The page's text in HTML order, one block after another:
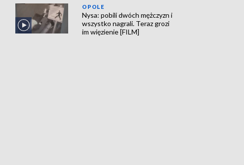
OPOLE
Nysa: pobili dwóch mężczyzn i
wszystko nagrali. Teraz grozi
im więzienie [FILM]